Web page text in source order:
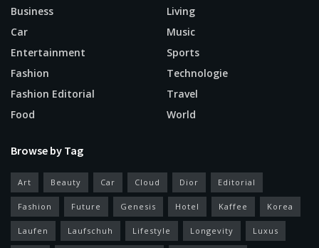
Business
Car
Entertainment
Fashion
Fashion Editorial
Food
Living
Music
Sports
Technologie
Travel
World
Browse by Tag
Art Beauty Car Cloud Dior Editorial
Fashion Future Genesis Hotel Kaffee Korea
Laufen Laufschuh Lifestyle Longevity Luxus